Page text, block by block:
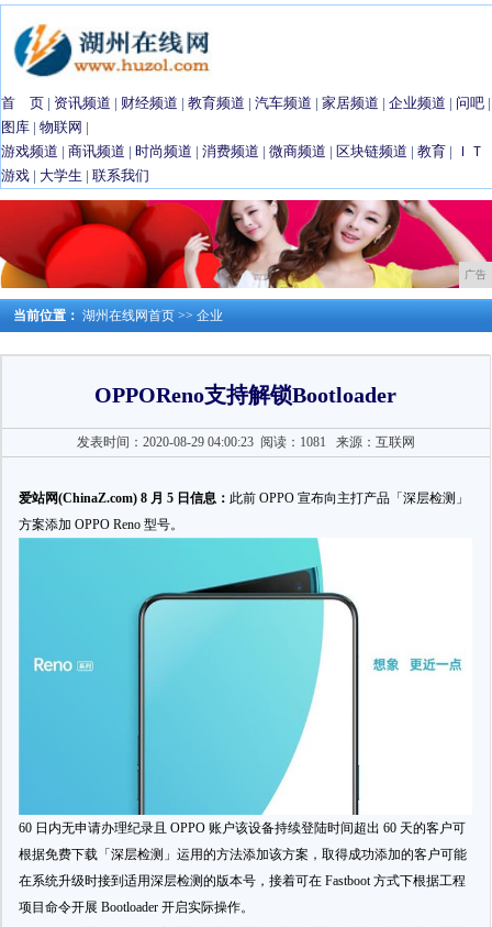
首 页 | 资讯频道 | 财经频道 | 教育频道 | 汽车频道 | 家居频道 | 企业频道 | 问吧 |
图库 | 物联网 |
游戏频道 | 商讯频道 | 时尚频道 | 消费频道 | 微商频道 | 区块链频道 | 教育 |
ＩＴ
游戏 | 大学生 | 联系我们
广告
当前位置： 湖州在线网首页 >> 企业
OPPOReno支持解锁Bootloader
发表时间：2020-08-29 04:00:23 阅读：1081 来源：互联网
爱站网(ChinaZ.com) 8 月 5 日信息： 此前 OPPO 宣布向主打产品「深层检测」
方案添加 OPPO Reno 型号。
60 日内无申请办理纪录且 OPPO 账户该设备持续登陆时间超出 60 天的客户可
根据免费下载「深层检测」运用的方法添加该方案，取得成功添加的客户可能
在系统升级时接到适用深层检测的版本号，接着可在 Fastboot 方式下根据工程
项目命令开展 Bootloader 开启实际操作。